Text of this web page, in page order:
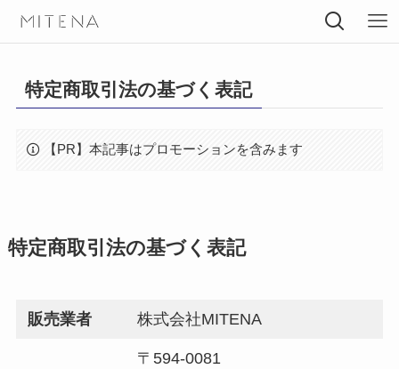
特定商取引法の基づく表記
【PR】本記事はプロモーションを含みます
特定商取引法の基づく表記
販売業者 株式会社MITENA
〒594-0081